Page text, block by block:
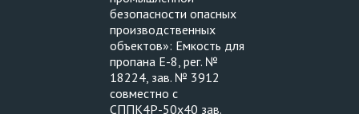
безопасности опасных
производственных
объектов»: Емкость для
пропана Е-8, рег. №
18224, зав. № 3912
совместно с
СППК4Р-50х40 зав.